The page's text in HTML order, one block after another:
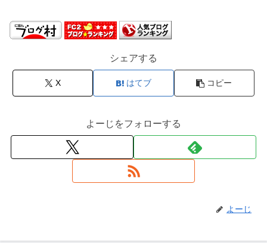
シェアする
X はてブ コピー
よーじをフォローする
よーじ